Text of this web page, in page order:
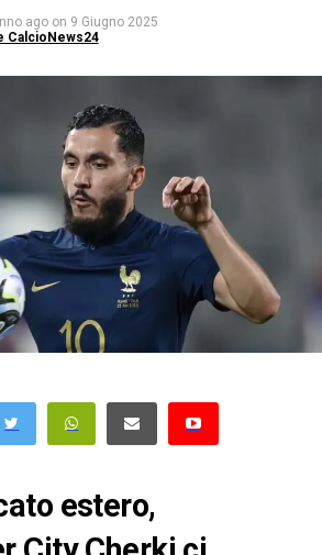
ago on 9 Giugno 2025
CalcioNews24
estero,